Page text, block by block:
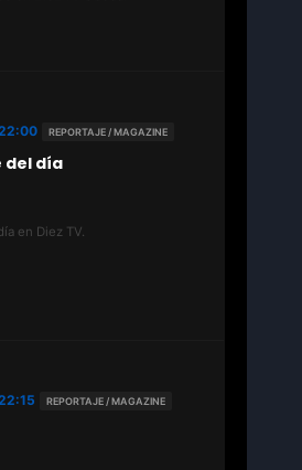
REPORTAJE / MAGAZINE
del día
en Diez TV.
REPORTAJE / MAGAZINE